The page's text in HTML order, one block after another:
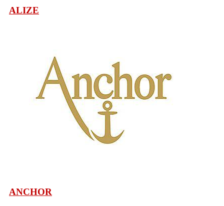
ALIZE
ANCHOR